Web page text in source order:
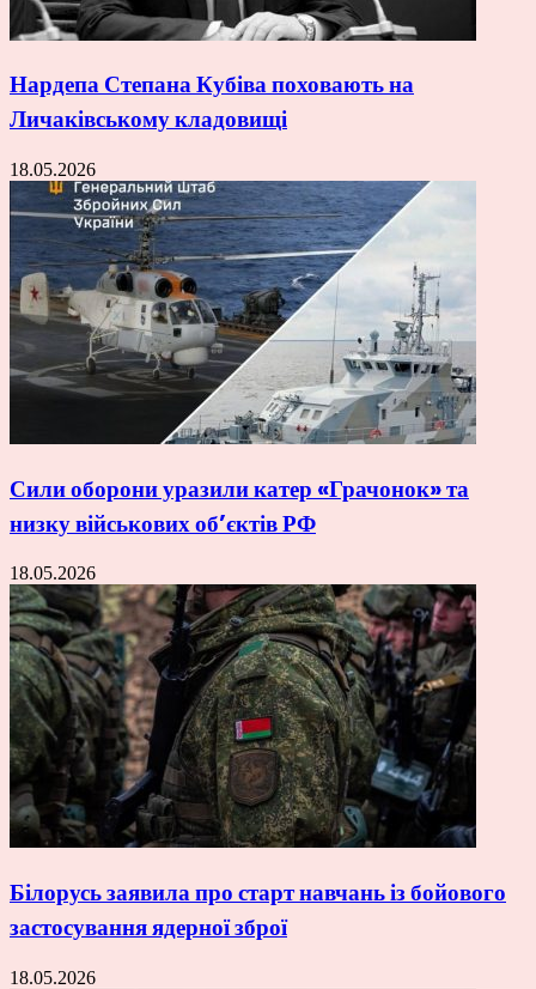
Нардепа Степана Кубіва поховають на
Личаківському кладовищі
18.05.2026
Сили оборони уразили катер «Грачонок» та
низку військових об’єктів РФ
18.05.2026
Білорусь заявила про старт навчань із бойового
застосування ядерної зброї
18.05.2026